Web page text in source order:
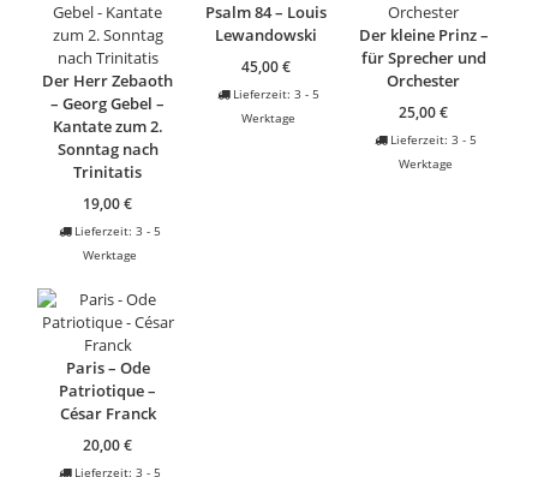
Der Herr Zebaoth
– Georg Gebel –
Kantate zum 2.
Sonntag nach
Trinitatis
19,00€
Lieferzeit:3 - 5
Werktage
Psalm 84 – Louis
Lewandowski
45,00€
Lieferzeit: 3 - 5
Werktage
Der kleine Prinz –
für Sprecher und
Orchester
25,00€
Lieferzeit:3 - 5
Werktage
Paris – Ode
Patriotique –
César Franck
20,00€
Lieferzeit:3 - 5